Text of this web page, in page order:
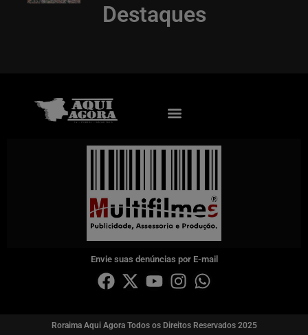
Destaques
Envie suas denúncias por E-mail
Roraima Aqui Agora Todos os Direitos Reservados 2025